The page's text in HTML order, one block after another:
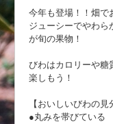
今年も登場！！畑で
ジューシーでやわら
が旬の果物！
びわはカロリーや糖
楽しもう！
【おいしいびわの見
●丸みを帯びている